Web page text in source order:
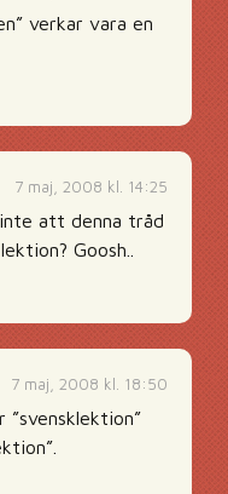
verkar vara en
7 maj, 2008 kl. 14:25
att denna tråd
Goosh..
7 maj, 2008 kl. 18:50